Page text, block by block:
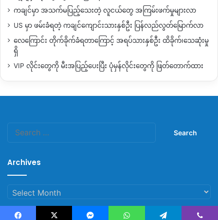
ကချင်မှာ အသက်မပြည့်သေးတဲ့ လူငယ်တွေ အကြမ်းဖက်မှုများလာ
US မှာ ဖမ်းခံရတဲ့ ကချင်ကျောင်းသားနှစ်ဦး ပြန်လည်လွတ်မြောက်လာ
လေကြောင်း တိုက်ခိုက်ခံရတာကြောင့် အရပ်သားနှစ်ဦး ထိခိုက်၊သေဆုံးမှု
ရှိ
VIP လိုင်းတွေကို မီးအပြည့်ပေးပြီး ပုံမှန်လိုင်းတွေကို ဖြတ်တောက်ထား
Archives
Archives